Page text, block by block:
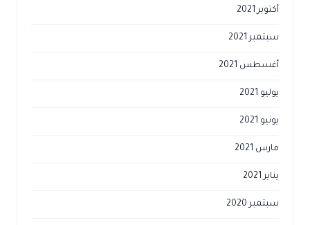
أكتوبر 2021
سبتمبر 2021
أغسطس 2021
يوليو 2021
يونيو 2021
مارس 2021
يناير 2021
سبتمبر 2020